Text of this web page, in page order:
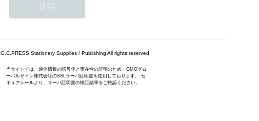
G.C.PRESS Stationery Supplies / Publishing All rights reserved.
当サイトでは、通信情報の暗号化と実在性の証明のため、GMOグロ
ーバルサイン株式会社のSSLサーバ証明書を使用しております。 セ
キュアシールより、サーバ証明書の検証結果をご確認ください。